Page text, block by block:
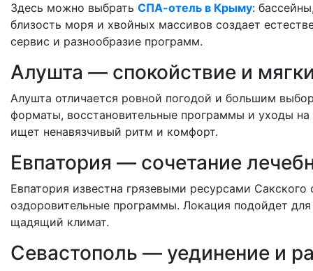
Здесь можно выбрать СПА-отель в Крыму:
близость моря и хвойных массивов создает
сервис и разнообразие программ.
Алушта — спокойствие и
Алушта отличается ровной погодой и большим
форматы, восстановительные программы и уходы
ищет ненавязчивый ритм и комфорт.
Евпатория — сочетание
Евпатория известна грязевыми ресурсами
оздоровительные программы. Локация подойдет
щадящий климат.
Севастополь — уединение и